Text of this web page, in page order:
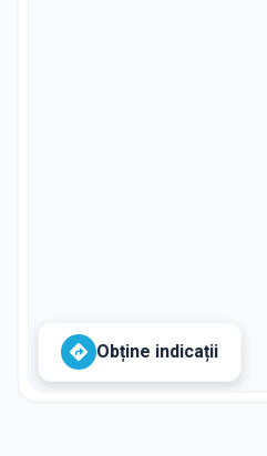
Obține indicații